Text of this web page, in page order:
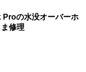
Proの水没オーバーホ
修理